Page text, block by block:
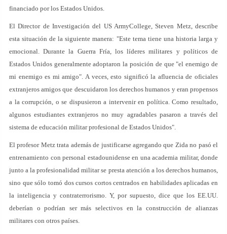
financiado por los Estados Unidos.
El Director de Investigación del US ArmyCollege, Steven Metz, describe
esta situación de la siguiente manera: "Este tema tiene una historia larga y
emocional. Durante la Guerra Fría, los líderes militares y políticos de
Estados Unidos generalmente adoptaron la posición de que "el enemigo de
mi enemigo es mi amigo". A veces, esto significó la afluencia de oficiales
extranjeros amigos que descuidaron los derechos humanos y eran propensos
a la corrupción, o se dispusieron a intervenir en política. Como resultado,
algunos estudiantes extranjeros no muy agradables pasaron a través del
sistema de educación militar profesional de Estados Unidos".
El profesor Metz trata además de justificarse agregando que Zida no pasó el
entrenamiento con personal estadounidense en una academia militar, donde
junto a la profesionalidad militar se presta atención a los derechos humanos,
sino que sólo tomó dos cursos cortos centrados en habilidades aplicadas en
la inteligencia y contraterrorismo. Y, por supuesto, dice que los EE.UU.
deberían o podrían ser más selectivos en la construcción de alianzas
militares con otros países.